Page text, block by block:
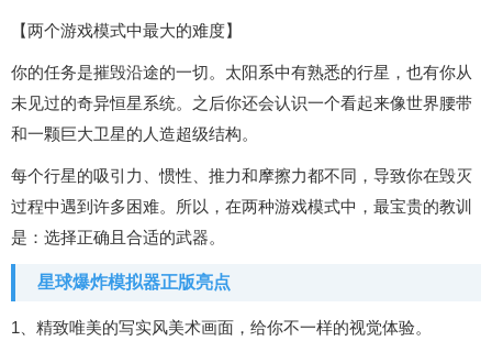
【两个游戏模式中最大的难度】
你的任务是摧毁沿途的一切。太阳系中有熟悉的行星，也有你从
未见过的奇异恒星系统。之后你还会认识一个看起来像世界腰带
和一颗巨大卫星的人造超级结构。
每个行星的吸引力、惯性、推力和摩擦力都不同，导致你在毁灭
过程中遇到许多困难。所以，在两种游戏模式中，最宝贵的教训
是：选择正确且合适的武器。
星球爆炸模拟器正版亮点
1、精致唯美的写实风美术画面，给你不一样的视觉体验。